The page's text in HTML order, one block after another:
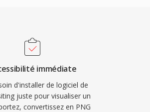
immédiate
d'installer de logiciel de
juste pour visualiser un
convertissez en PNG